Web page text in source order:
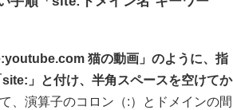
猫の動画」のように、指
」と付け、半角スペースを空けてか
、演算子のコロン（:）とドメインの間